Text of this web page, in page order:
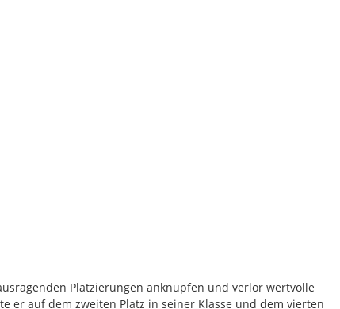
Platzierungen anknüpfen und verlor wertvolle
er auf dem zweiten Platz in seiner Klasse und dem vierten